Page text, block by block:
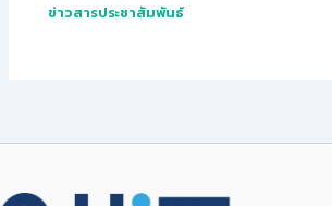
ข่าวสารประชาสัมพันธ์